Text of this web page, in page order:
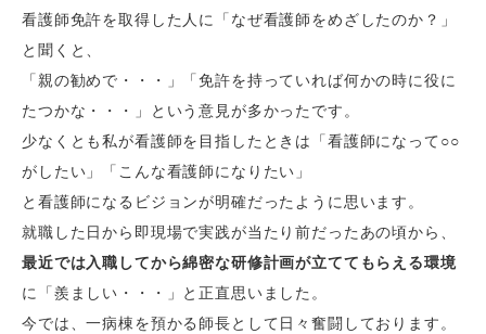
看護師免許を取得した人に「なぜ看護師をめざしたのか？」
と聞くと、
「親の勧めで・・・」「免許を持っていれば何かの時に役に
たつかな・・・」という意見が多かったです。
少なくとも私が看護師を目指したときは「看護師になって○○
がしたい」「こんな看護師になりたい」
と看護師になるビジョンが明確だったように思います。
就職した日から即現場で実践が当たり前だったあの頃から、
最近では入職してから綿密な研修計画が立ててもらえる環境
に「羨ましい・・・」と正直思いました。
今では、一病棟を預かる師長として日々奮闘しております。